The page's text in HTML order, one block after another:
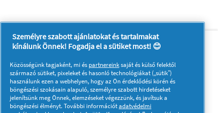
Rólunk
Kapcsolatfelvétel
A pg.com felkeresése
Kövessen minket:
Személyre szabott ajánlatokat és tartalmakat
kínálunk Önnek! Fogadja el a sütiket most! 😊
Közösségünk tagjaként, mi és partnereinksaját és külső felektől
származó sütiket, pixeleket és hasonló technológiákat („sütik”)
használunk ezen a webhelyen, hogy az Ön érdeklődési körén és
böngészési szokásain alapuló, személyre szabott hirdetéseket
jelenítsünk meg Önnek, elemzéseket végezzünk, és javítsuk a
böngészési élményt. További információtadatvédelmi